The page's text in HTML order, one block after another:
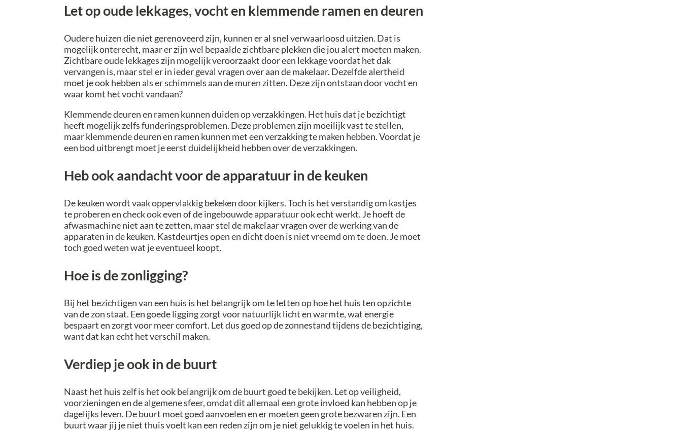
Let op oude lekkages, vocht en klemmende ramen en deuren
Oudere huizen die niet gerenoveerd zijn, kunnen er al snel verwaarloosd uitzien. Dat is
mogelijk onterecht, maar er zijn wel bepaalde zichtbare plekken die jou alert moeten maken.
Zichtbare oude lekkages zijn mogelijk veroorzaakt door een lekkage voordat het dak
vervangen is, maar stel er in ieder geval vragen over aan de makelaar. Dezelfde alertheid
moet je ook hebben als er schimmels aan de muren zitten. Deze zijn ontstaan door vocht en
waar komt het vocht vandaan?
Klemmende deuren en ramen kunnen duiden op verzakkingen. Het huis dat je bezichtigt
heeft mogelijk zelfs funderingsproblemen. Deze problemen zijn moeilijk vast te stellen,
maar klemmende deuren en ramen kunnen met een verzakking te maken hebben. Voordat je
een bod uitbrengt moet je eerst duidelijkheid hebben over de verzakkingen.
Heb ook aandacht voor de apparatuur in de keuken
De keuken wordt vaak oppervlakkig bekeken door kijkers. Toch is het verstandig om kastjes
te proberen en check ook even of de ingebouwde apparatuur ook echt werkt. Je hoeft de
afwasmachine niet aan te zetten, maar stel de makelaar vragen over de werking van de
apparaten in de keuken. Kastdeurtjes open en dicht doen is niet vreemd om te doen. Je moet
toch goed weten wat je eventueel koopt.
Hoe is de zonligging?
Bij het bezichtigen van een huis is het belangrijk om te letten op hoe het huis ten opzichte
van de zon staat. Een goede ligging zorgt voor natuurlijk licht en warmte, wat energie
bespaart en zorgt voor meer comfort. Let dus goed op de zonnestand tijdens de bezichtiging,
want dat kan echt het verschil maken.
Verdiep je ook in de buurt
Naast het huis zelf is het ook belangrijk om de buurt goed te bekijken. Let op veiligheid,
voorzieningen en de algemene sfeer, omdat dit allemaal een grote invloed kan hebben op je
dagelijks leven. De buurt moet goed aanvoelen en er moeten geen grote bezwaren zijn. Een
buurt waar jij je niet thuis voelt kan een reden zijn om je niet gelukkig te voelen in het huis.